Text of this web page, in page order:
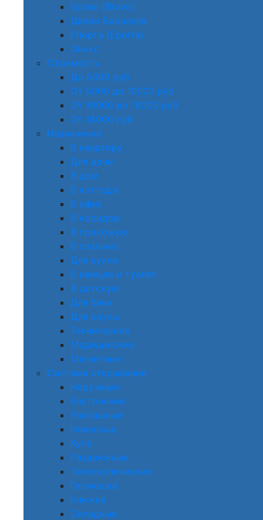
Браво (Bravo)
Двери Барнаула
Епорта (Eporta)
Оникс
Стоимость
До 5000 руб
От 5000 до 10000 руб
От 10000 до 18000 руб
От 18000 руб
Назначение
В квартиру
Для дачи
В дом
В коттедж
В офис
В коридор
В прихожую
В спальню
Для кухни
В ванную и туалет
В детскую
Для бани
Для сауны
Технические
Медицинские
Магнитные
Система открывания
Наружные
Внутренние
Распашные
Навесные
Купе
Раздвижные
Телескопические
Гармошка
Книжка
Складные